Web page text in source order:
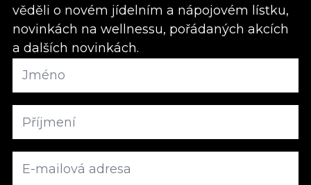
věděli o novém jídelním a nápojovém lístku,
novinkách na wellnessu, pořádaných akcích
a dalších novinkách.